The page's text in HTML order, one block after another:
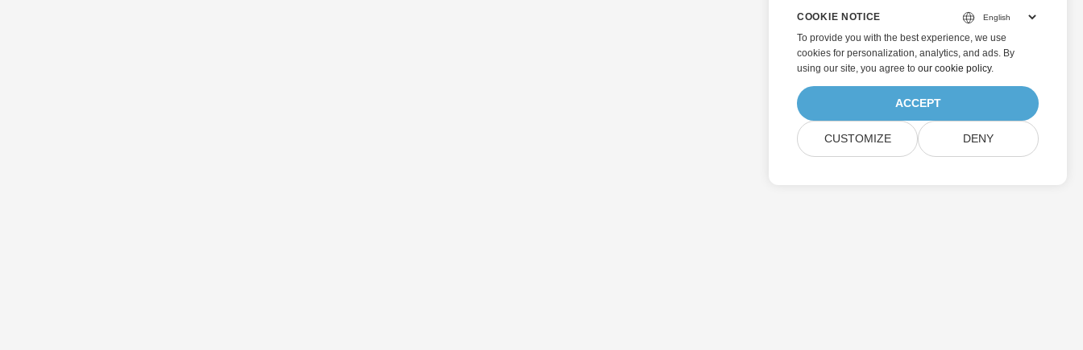
COOKIE NOTICE
To provide you with the best experience, we use
cookies for personalization, analytics, and ads. By
using our site, you agree to our cookie policy.
ACCEPT
CUSTOMIZE DENY